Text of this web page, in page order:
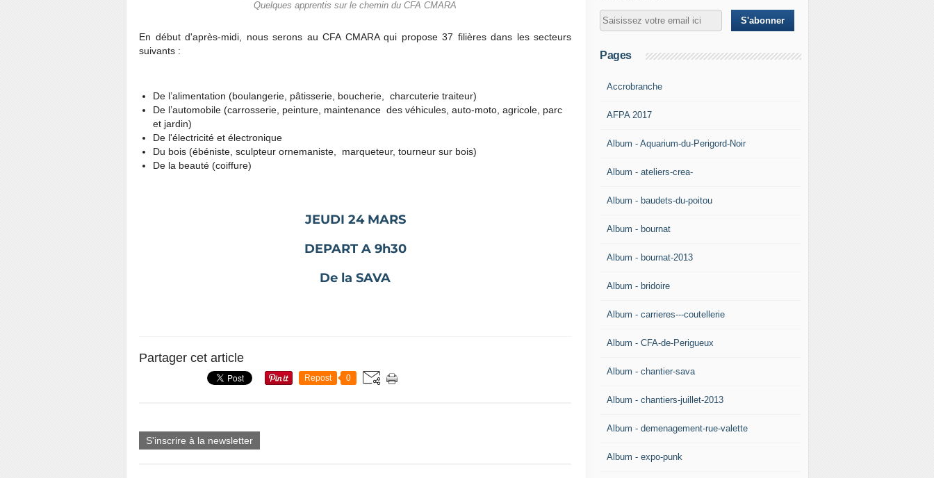
Quelques apprentis sur le chemin du CFA CMARA
En début d'après-midi, nous serons au CFA CMARA qui propose 37 filières dans les secteurs
suivants :
De l’alimentation (boulangerie, pâtisserie, boucherie, charcuterie traiteur)
De l’automobile (carrosserie, peinture, maintenance des véhicules, auto-moto, agricole, parc
et jardin)
De l'électricité et électronique
Du bois (ébéniste, sculpteur ornemaniste, marqueteur, tourneur sur bois)
De la beauté (coiffure)
JEUDI 24 MARS
DEPART A 9h30
De la SAVA
Partager cet article
Repost 0
S'inscrire à la newsletter
Pages
Accrobranche
AFPA 2017
Album - Aquarium-du-Perigord-Noir
Album - ateliers-crea-
Album - baudets-du-poitou
Album - bournat
Album - bournat-2013
Album - bridoire
Album - carrieres---coutellerie
Album - CFA-de-Perigueux
Album - chantier-sava
Album - chantiers-juillet-2013
Album - demenagement-rue-valette
Album - expo-punk